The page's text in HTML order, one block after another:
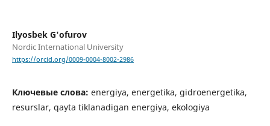
Ilyosbek G'ofurov
Nordic International University
https://orcid.org/0009-0004-8002-2986
Ключевые слова: energiya, energetika, gidroenergetika,
resurslar, qayta tiklanadigan energiya, ekologiya